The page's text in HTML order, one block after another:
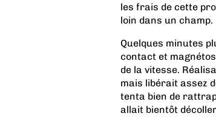
les frais de cette
loin dans un champ.
Quelques minutes
contact et
de la vitesse.
mais libérait assez
tenta bien de
allait bientôt